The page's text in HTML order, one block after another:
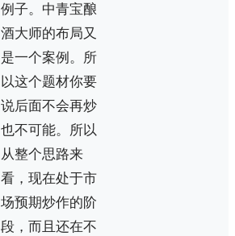
例子。中青宝酿
酒大师的布局又
是一个案例。所
以这个题材你要
说后面不会再炒
也不可能。所以
从整个思路来
看，现在处于市
场预期炒作的阶
段，而且还在不